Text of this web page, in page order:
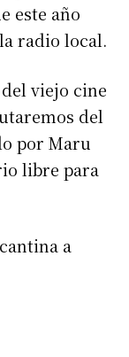
este año
radio local.
viejo cine
del
por Maru
libre para
a